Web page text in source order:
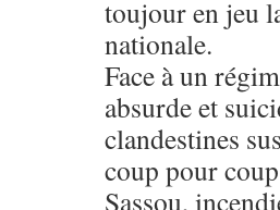
toujour en jeu
nationale.
Face à un
absurde et
clandestines
coup pour
Sassou,